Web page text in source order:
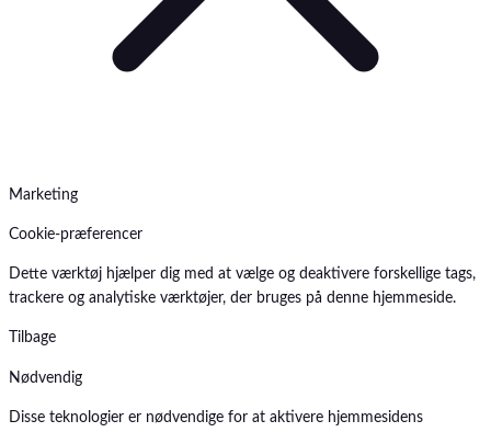
Marketing
Cookie-præferencer
Dette værktøj hjælper dig med at vælge og deaktivere forskellige tags,
trackere og analytiske værktøjer, der bruges på denne hjemmeside.
Tilbage
Nødvendig
Disse teknologier er nødvendige for at aktivere hjemmesidens